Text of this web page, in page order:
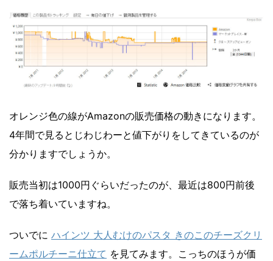
オレンジ色の線がAmazonの販売価格の動きになります。
4年間で見るとじわじわーと値下がりをしてきているのが
分かりますでしょうか。
販売当初は1000円ぐらいだったのが、最近は800円前後
で落ち着いていますね。
ついでに ハインツ 大人むけのパスタ きのこのチーズクリ
ームポルチーニ仕立て を見てみます。こっちのほうが価